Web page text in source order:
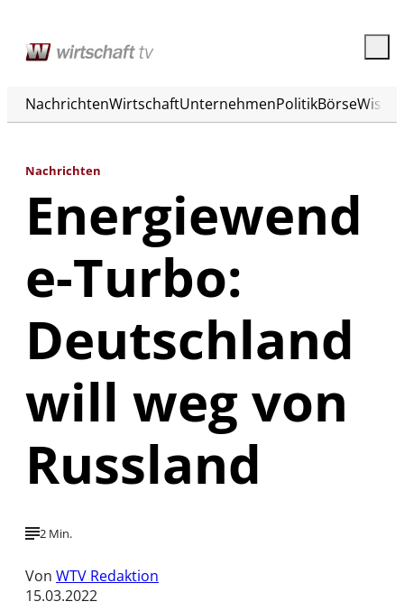
NachrichtenWirtschaftUnternehmenPolitikBörse
Nachrichten
Energiewend
e-Turbo:
Deutschland
will weg von
Russland
2 Min.
Von WTV Redaktion
15.03.2022